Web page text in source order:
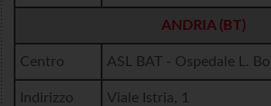
ANDRIA (BT)
Centro ASL BAT - Ospedale L.
Indirizzo Viale Istria, 1